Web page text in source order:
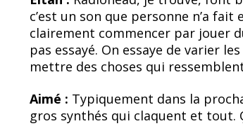
c’est un son que personne n’a
clairement commencer par jouer
pas essayé. On essaye de varier
mettre des choses qui
Aimé : Typiquement dans la
gros synthés qui claquent et tout.